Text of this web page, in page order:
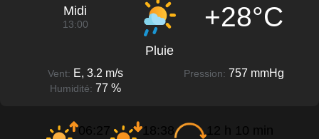
Midi
13:00 +28°C
Pluie
Vent: E, 3.2 m/s Pression: 757 mmHg
Humidité: 77 %
06:27 18:38 12 h 10 min